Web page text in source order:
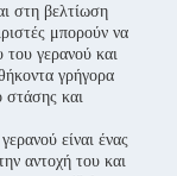
στη βελτίωση
μπορούν να
του γερανού και
γρήγορα
στάσης και
είναι ένας
αντοχή του και